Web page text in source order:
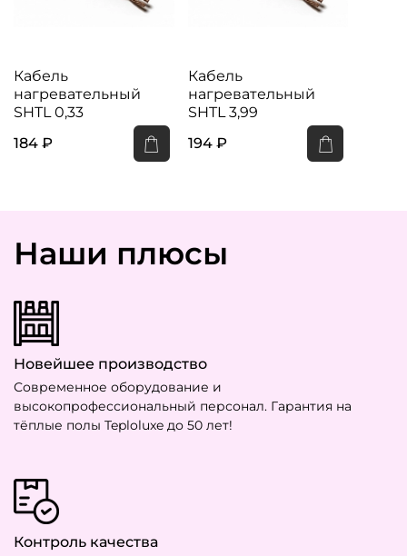
Кабель
нагревательный
SHTL 0,33
184 ₽
Кабель
нагревательный
SHTL 3,99
194 ₽
Наши плюсы
Новейшее производство
Современное оборудование и
высокопрофессиональный персонал. Гарантия на
тёплые полы Teploluxe до 50 лет!
Контроль качества